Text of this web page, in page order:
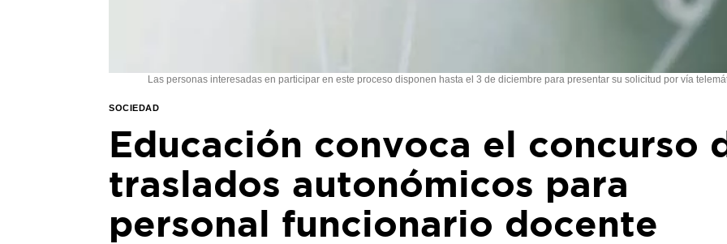
Las personas interesadas en participar en este proceso disponen hasta el 3 de diciembre para presentar su solicitud por vía
SOCIEDAD
Educación convoca el concurso
traslados autonómicos para
personal funcionario docente